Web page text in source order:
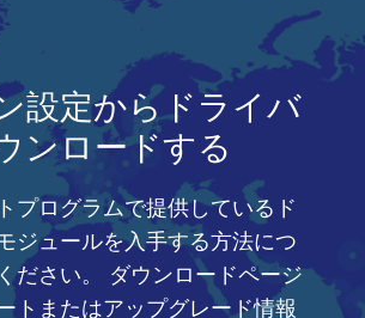
設定からドライバ
ンロードする
プログラムで提供しているド
ジュールを入手する方法につ
ださい。 ダウンロードページ
トまたはアップグレード情報